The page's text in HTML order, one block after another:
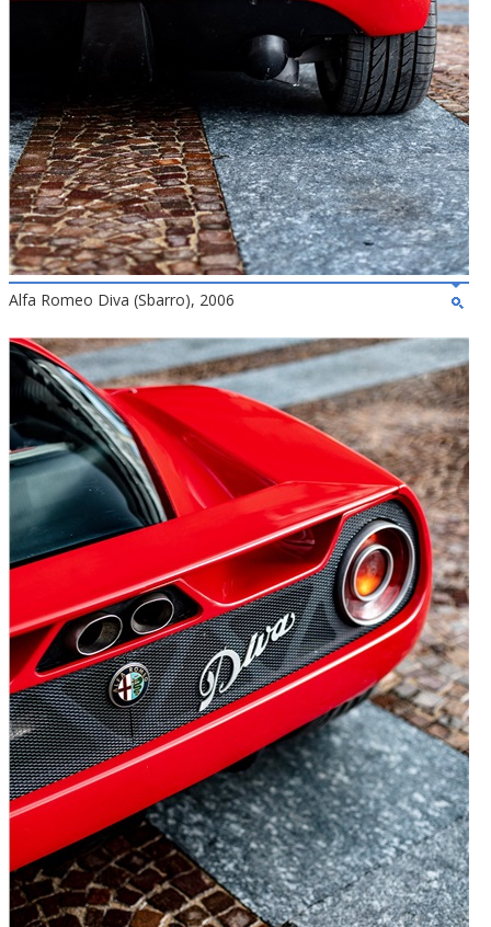
Alfa Romeo Diva (Sbarro), 2006